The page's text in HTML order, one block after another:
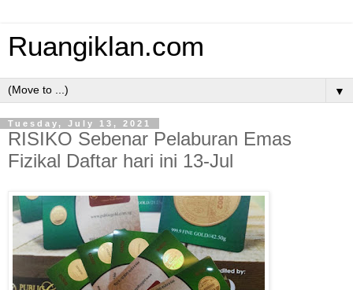
Ruangiklan.com
▼
Tuesday, July 13, 2021
RISIKO Sebenar Pelaburan Emas
Fizikal Daftar hari ini 13-Jul